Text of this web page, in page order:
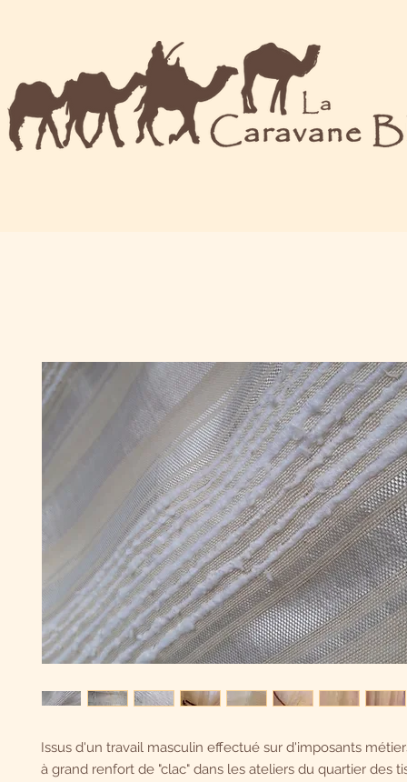
Issus d'un travail masculin effectué sur d'imposants
à grand renfort de "clac" dans les ateliers du quartier des